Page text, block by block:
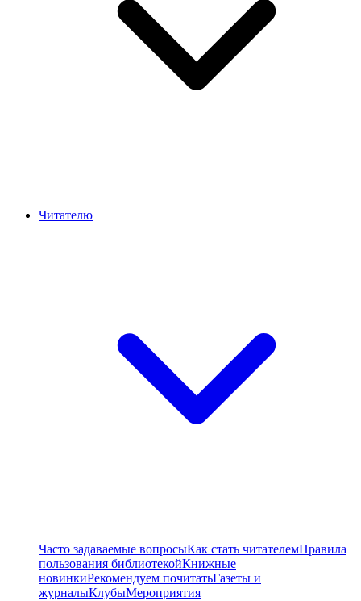
Читателю
Часто задаваемые вопросыКак стать читателемПравила
пользования библиотекойКнижные
новинкиРекомендуем почитатьГазеты и
журналыКлубыМероприятия